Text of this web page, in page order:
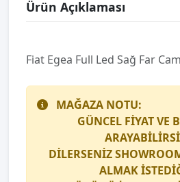
Ürün Açıklaması
Fi̇at Egea Full Led Sağ Far
MAĞAZA NOTU:
GÜNCEL FİYAT VE
DİLERSENİZ
ALMAK